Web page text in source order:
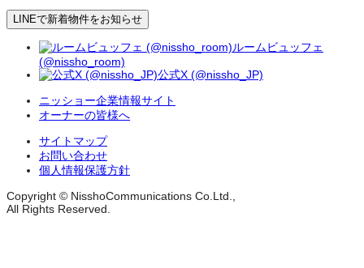
LINEで新着物件をお知らせ
ルームビュッフェ
(@nissho_room)
公式X (@nissho_JP)
ニッショー企業情報サイト
オーナーの皆様へ
サイトマップ
お問い合わせ
個人情報保護方針
Copyright © NisshoCommunications Co.Ltd.,
All Rights Reserved.